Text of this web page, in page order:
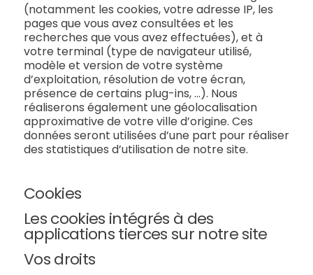
(notamment les cookies, votre adresse IP, les
pages que vous avez consultées et les
recherches que vous avez effectuées), et à
votre terminal (type de navigateur utilisé,
modèle et version de votre système
d’exploitation, résolution de votre écran,
présence de certains plug-ins, …). Nous
réaliserons également une géolocalisation
approximative de votre ville d’origine. Ces
données seront utilisées d’une part pour réaliser
des statistiques d’utilisation de notre site.
Cookies
Les cookies intégrés à des
applications tierces sur notre site
Vos droits